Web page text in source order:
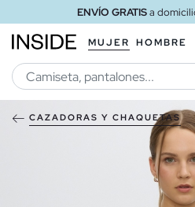
ENVÍO GRATISa
MUJER HOMBRE
CAZADORAS Y CHAQUETAS